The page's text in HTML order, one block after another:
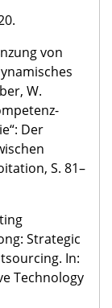
von
W.
Der
S. 81–
Strategic
In:
Technology